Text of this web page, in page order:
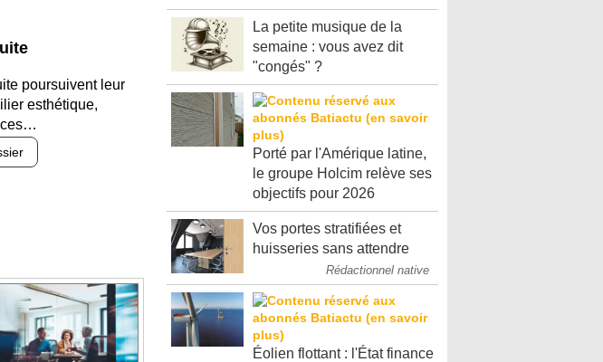
des accès, durabilité
intégration…
La petite musique de la
semaine : vous avez dit
"congés" ?
Porté par l'Amérique latine,
le groupe Holcim relève ses
objectifs pour 2026
Vos portes stratifiées et
huisseries sans attendre
Rédactionnel native
Éolien flottant : l'État finance